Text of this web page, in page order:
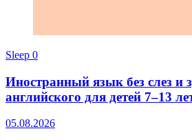
Sleep 0
Иностранный язык без слез и
английского для детей 7–13
05.08.2026